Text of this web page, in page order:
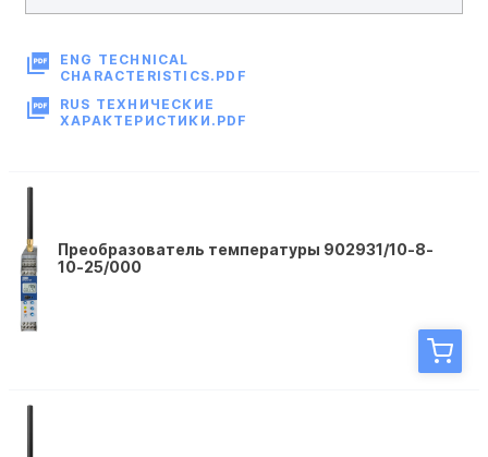
ENG TECHNICAL
CHARACTERISTICS.PDF
RUS ТЕХНИЧЕСКИЕ
ХАРАКТЕРИСТИКИ.PDF
Преобразователь температуры 902931/10-8-
10-25/000